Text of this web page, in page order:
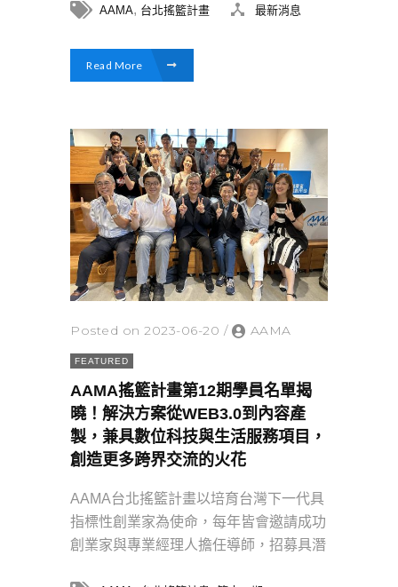
AAMA, 台北搖籃計畫 最新消息
Read More
Posted on 2023-06-20 / AAMA
FEATURED
AAMA搖籃計畫第12期學員名單揭
曉！解決方案從WEB3.0到內容產
製，兼具數位科技與生活服務項目，
創造更多跨界交流的火花
AAMA台北搖籃計畫以培育台灣下一代具
指標性創業家為使命，每年皆會邀請成功
創業家與專業經理人擔任導師，招募具潛